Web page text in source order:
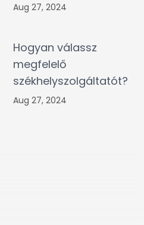
Aug 27, 2024
Hogyan válassz
megfelelő
székhelyszolgáltatót?
Aug 27, 2024